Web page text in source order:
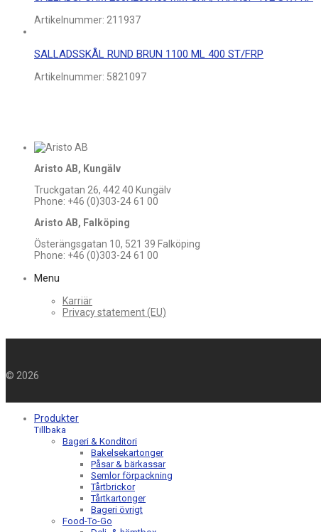
Artikelnummer: 211937
SALLADSSKÅL RUND BRUN 1100 ML 400 ST/FRP
Artikelnummer: 5821097
Aristo AB, Kungälv
Truckgatan 26, 442 40 Kungälv
Phone: +46 (0)303-24 61 00
Aristo AB, Falköping
Österängsgatan 10, 521 39 Falköping
Phone: +46 (0)303-24 61 00
Menu
Karriär
Privacy statement (EU)
© 2026
Produkter
Tillbaka
Bageri & Konditori
Bakelsekartonger
Påsar & bärkassar
Semlor förpackning
Tårtbrickor
Tårtkartonger
Bageri övrigt
Food-To-Go